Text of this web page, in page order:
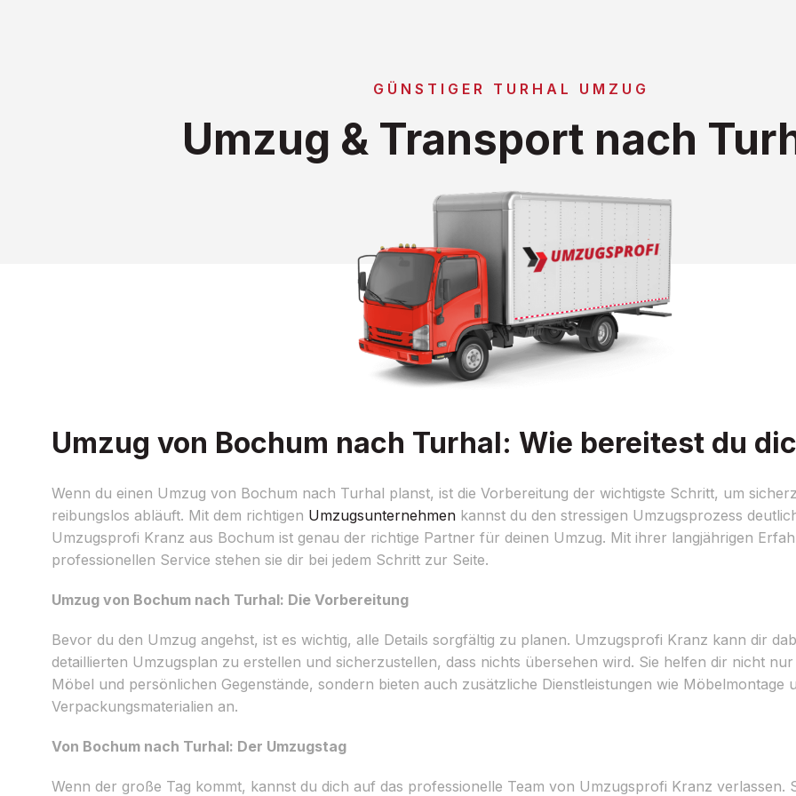
GÜNSTIGER TURHAL UMZUG
Umzug & Transport nach
Umzug von Bochum nach Turhal: Wie bereitest du
Wenn du einen Umzug von Bochum nach Turhal planst, ist die Vorbereitung der wichtigste Schritt, um
reibungslos abläuft. Mit dem richtigen Umzugsunternehmen kannst du den stressigen Umzugsprozess
Umzugsprofi Kranz aus Bochum ist genau der richtige Partner für deinen Umzug. Mit ihrer langjährigen
professionellen Service stehen sie dir bei jedem Schritt zur Seite.
Umzug von Bochum nach Turhal: Die Vorbereitung
Bevor du den Umzug angehst, ist es wichtig, alle Details sorgfältig zu planen. Umzugsprofi Kranz kann dir
detaillierten Umzugsplan zu erstellen und sicherzustellen, dass nichts übersehen wird. Sie helfen dir nicht
Möbel und persönlichen Gegenstände, sondern bieten auch zusätzliche Dienstleistungen wie Möbelmontage
Verpackungsmaterialien an.
Von Bochum nach Turhal: Der Umzugstag
Wenn der große Tag kommt, kannst du dich auf das professionelle Team von Umzugsprofi Kranz verlassen.